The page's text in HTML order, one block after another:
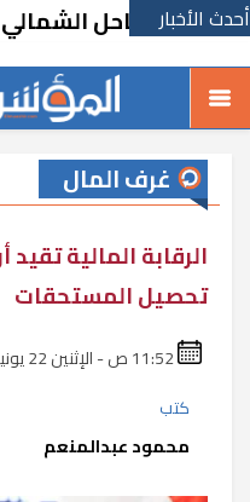
أحدث الأخبارالشمالي
غرف المال
الرقابة المالية
تحصيل المستحقات
كتب
محمود عبدالمنعم